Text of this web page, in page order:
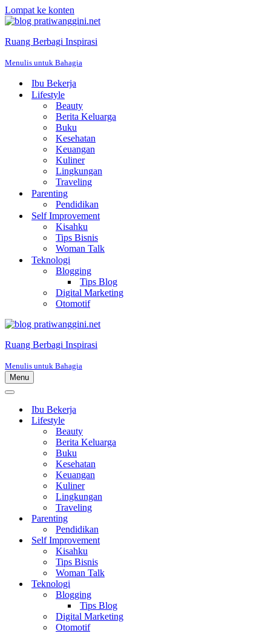
Lompat ke konten
Ruang Berbagi Inspirasi
Menulis untuk Bahagia
Ibu Bekerja
Lifestyle
Beauty
Berita Keluarga
Buku
Kesehatan
Keuangan
Kuliner
Lingkungan
Traveling
Parenting
Pendidikan
Self Improvement
Kisahku
Tips Bisnis
Woman Talk
Teknologi
Blogging
Tips Blog
Digital Marketing
Otomotif
Ruang Berbagi Inspirasi
Menulis untuk Bahagia
Menu
Menu
Menu
NavigasiIbu Bekerja
Lifestyle
Beauty
Berita Keluarga
Buku
Kesehatan
Keuangan
Kuliner
Lingkungan
Traveling
Parenting
Pendidikan
Self Improvement
Kisahku
Tips Bisnis
Woman Talk
Teknologi
Blogging
Tips Blog
Digital Marketing
Otomotif